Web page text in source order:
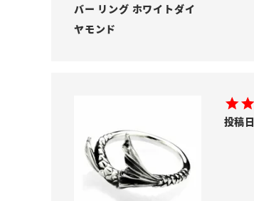
バー リング ホワイトダイ
ヤモンド
投稿日